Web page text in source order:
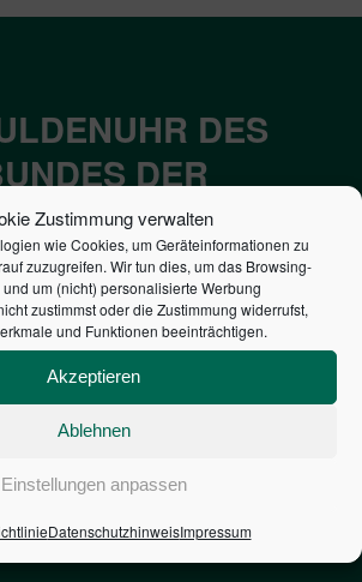
Zustimmung verwalten
wie Cookies, um Geräteinformationen zu
zuzugreifen. Wir tun dies, um das Browsing-
um (nicht) personalisierte Werbung
zustimmst oder die Zustimmung widerrufst,
und Funktionen beeinträchtigen.
Akzeptieren
Ablehnen
Einstellungen anpassen
DatenschutzhinweisImpressum
DES
DER
7,052€
NEUVERSCHULDUNG
PRO SEKUNDE